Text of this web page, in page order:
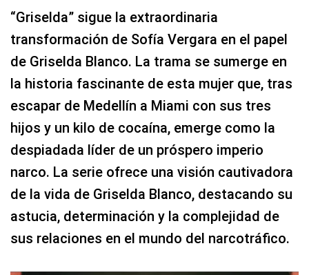
“Griselda” sigue la extraordinaria
transformación de Sofía Vergara en el papel
de Griselda Blanco. La trama se sumerge en
la historia fascinante de esta mujer que, tras
escapar de Medellín a Miami con sus tres
hijos y un kilo de cocaína, emerge como la
despiadada líder de un próspero imperio
narco. La serie ofrece una visión cautivadora
de la vida de Griselda Blanco, destacando su
astucia, determinación y la complejidad de
sus relaciones en el mundo del narcotráfico.